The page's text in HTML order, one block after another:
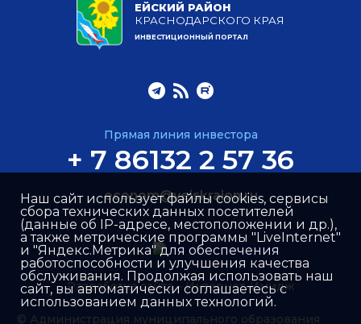
ЕЙСКИЙ РАЙОН
КРАСНОДАРСКОГО КРАЯ
ИНВЕСТИЦИОННЫЙ ПОРТАЛ
Прямая линия инвестора
+ 7 86132 2 57 36
econom@yeiskraion.ru
© Администрация муниципального образования
Разработка сайта –Интернет-Имидж
Наш сайт использует файлы cookies, сервисы
сбора технических данных посетителей
(данные об IP-адресе, местоположении и др.),
а также метрические программы "LiveInternet"
и "Яндекс.Метрика" для обеспечения
работоспособности и улучшения качества
обслуживания. Продолжая использовать наш
сайт, вы автоматически соглашаетесь с
использованием данных технологий.